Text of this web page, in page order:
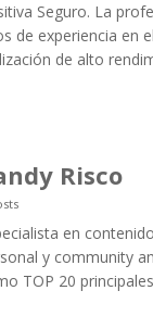
Seguro. La
de experiencia en
de alto
Risco
en
y community
TOP 20